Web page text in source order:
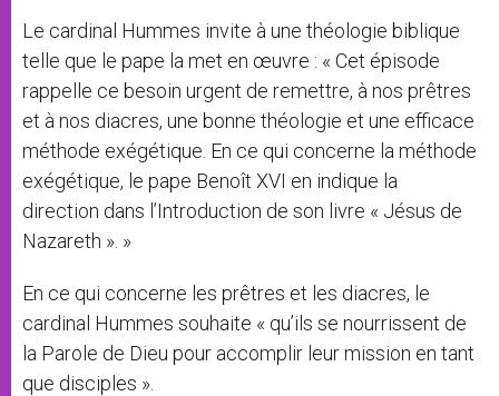
Le cardinal Hummes invite à une théologie biblique
telle que le pape la met en œuvre : « Cet épisode
rappelle ce besoin urgent de remettre, à nos prêtres
et à nos diacres, une bonne théologie et une efficace
méthode exégétique. En ce qui concerne la méthode
exégétique, le pape Benoît XVI en indique la
direction dans l’Introduction de son livre « Jésus de
Nazareth ». »
En ce qui concerne les prêtres et les diacres, le
cardinal Hummes souhaite « qu’ils se nourrissent de
la Parole de Dieu pour accomplir leur mission en tant
que disciples ».